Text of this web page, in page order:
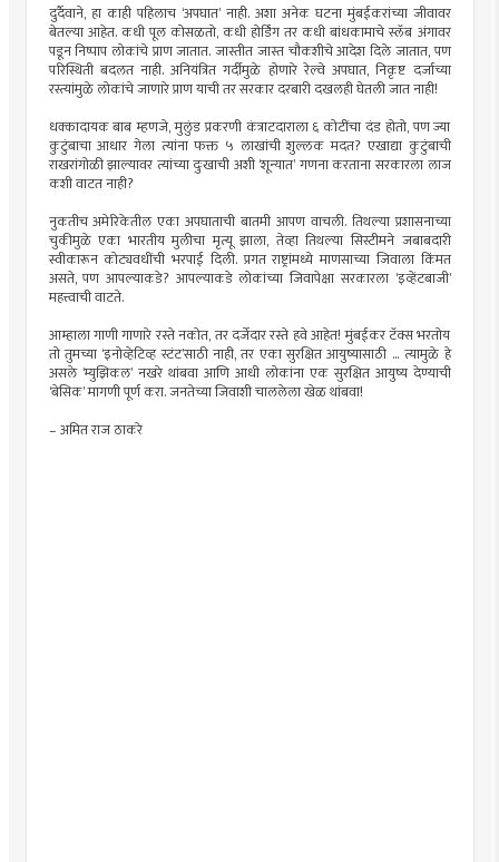
दुर्दैवाने, हा काही पहिलाच ‘अपघात’ नाही. अशा अनेक घटना मुंबईकरांच्या जीवावर
बेतल्या आहेत. कधी पूल कोसळतो, कधी होर्डिंग तर कधी बांधकामाचे स्लॅब अंगावर
पडून निष्पाप लोकांचे प्राण जातात. जास्तीत जास्त चौकशीचे आदेश दिले जातात, पण
परिस्थिती बदलत नाही. अनियंत्रित गर्दीमुळे होणारे रेल्वे अपघात, निकृष्ट दर्जाच्या
रस्त्यांमुळे लोकांचे जाणारे प्राण याची तर सरकार दरबारी दखलही घेतली जात नाही!
धक्कादायक बाब म्हणजे, मुलुंड प्रकरणी कंत्राटदाराला ६ कोटींचा दंड होतो, पण ज्या
कुटुंबाचा आधार गेला त्यांना फक्त ५ लाखांची शुल्लक मदत? एखाद्या कुटुंबाची
राखरांगोळी झाल्यावर त्यांच्या दुःखाची अशी ‘शून्यात’ गणना करताना सरकारला लाज
कशी वाटत नाही?
नुकतीच अमेरिकेतील एका अपघाताची बातमी आपण वाचली. तिथल्या प्रशासनाच्या
चुकीमुळे एका भारतीय मुलीचा मृत्यू झाला, तेव्हा तिथल्या सिस्टीमने जबाबदारी
स्वीकारून कोट्यवधींची भरपाई दिली. प्रगत राष्ट्रांमध्ये माणसाच्या जिवाला किंमत
असते, पण आपल्याकडे? आपल्याकडे लोकांच्या जिवापेक्षा सरकारला ‘इव्हेंटबाजी’
महत्त्वाची वाटते.
आम्हाला गाणी गाणारे रस्ते नकोत, तर दर्जेदार रस्ते हवे आहेत! मुंबईकर टॅक्स भरतोय
तो तुमच्या ‘इनोव्हेटिव्ह स्टंट’साठी नाही, तर एका सुरक्षित आयुष्यासाठी … त्यामुळे हे
असले ‘म्युझिकल’ नखरे थांबवा आणि आधी लोकांना एक सुरक्षित आयुष्य देण्याची
‘बेसिक’ मागणी पूर्ण करा. जनतेच्या जिवाशी चाललेला खेळ थांबवा!
– अमित राज ठाकरे